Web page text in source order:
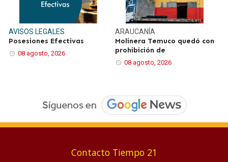
AVISOS LEGALES
Posesiones Efectivas
08 agosto, 2026
ARAUCANÍA
Molinera Temuco quedó con
prohibición de
08 agosto, 2026
Contacto Tiempo 21